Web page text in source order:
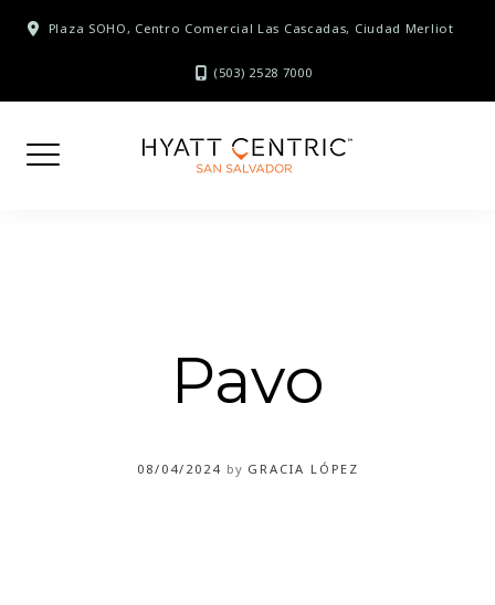
Plaza SOHO, Centro Comercial Las Cascadas, Ciudad Merliot
(503) 2528 7000
Pavo
08/04/2024 by GRACIA LÓPEZ